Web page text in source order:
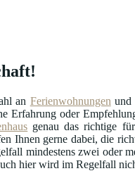
an Ferienwohnungen und
oder
genau das richtige
Ihnen gerne dabei, die
mindestens zwei oder
hier wird im Regelfall